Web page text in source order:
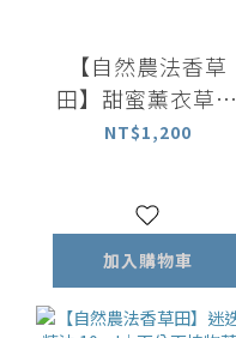
【自然農法香草
田】甜蜜薰衣草精
油 10ml｜百分百植
NT$1,200
加入購物車